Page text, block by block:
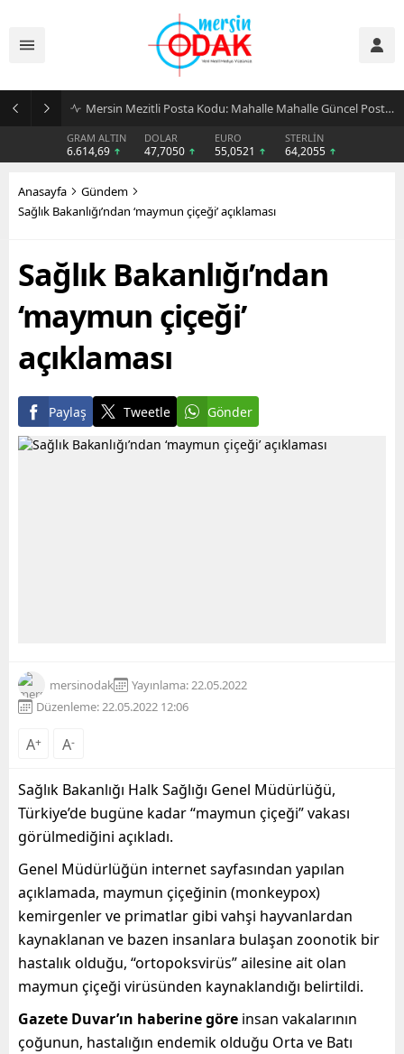
Günlük Stil İçin Erkek Sneaker Önerileri
GRAM ALTIN
6.614,69
DOLAR
47,7050
EURO
55,0521
STERLİN
64,2055
Anasayfa
Gündem
Sağlık Bakanlığı’ndan ‘maymun çiçeği’ açıklaması
Sağlık Bakanlığı’ndan
‘maymun çiçeği’
açıklaması
Paylaş Tweetle Gönder
mersinodak
Yayınlama: 22.05.2022
Düzenleme: 22.05.2022 12:06
A+ A-
Sağlık Bakanlığı Halk Sağlığı Genel Müdürlüğü,
Türkiye’de bugüne kadar “maymun çiçeği” vakası
görülmediğini açıkladı.
Genel Müdürlüğün internet sayfasından yapılan
açıklamada, maymun çiçeğinin (monkeypox)
kemirgenler ve primatlar gibi vahşi hayvanlardan
kaynaklanan ve bazen insanlara bulaşan zoonotik bir
hastalık olduğu, “ortopoksvirüs” ailesine ait olan
maymun çiçeği virüsünden kaynaklandığı belirtildi.
Gazete Duvar’ın haberine göre insan vakalarının
çoğunun, hastalığın endemik olduğu Orta ve Batı